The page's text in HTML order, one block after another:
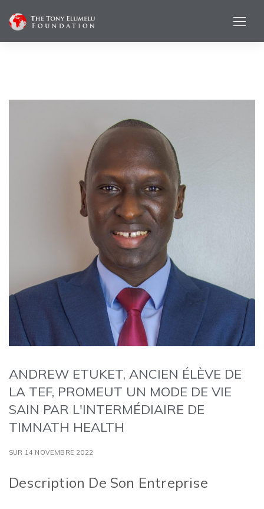
ANDREW ETUKET, ANCIEN ÉLÈVE DE
LA TEF, PROMEUT UN MODE DE VIE
SAIN PAR L'INTERMÉDIAIRE DE
TIMNATH HEALTH
SUR 14 NOVEMBRE 2022
Description De Son Entreprise